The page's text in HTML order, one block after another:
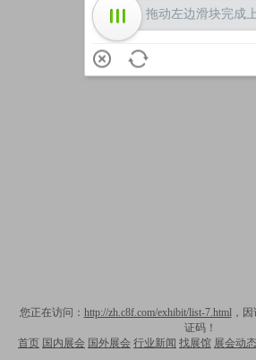
您正在访问： http://zh.c8f.com/exhibit/list-7.html，因
证码！
首页 国内展会 国外展会 行业新闻 找展馆 展会动态
拖动左边滑块完成